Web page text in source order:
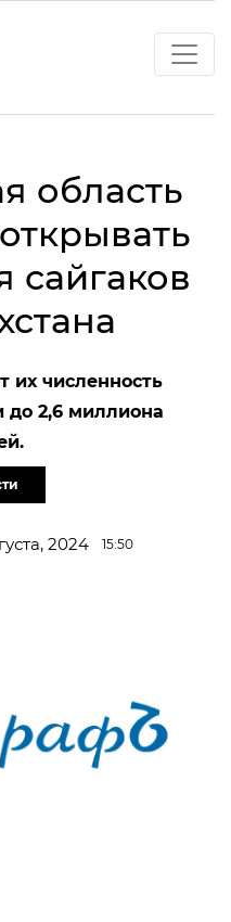
область
сайгаков
их численность
до 2,6 миллиона
2024 15:50